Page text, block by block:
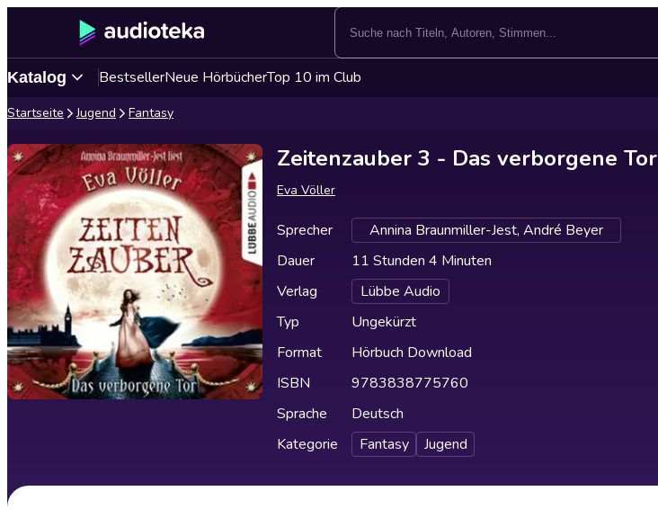
Katalog BestsellerNeue HörbücherTop 10 im Club
Startseite Jugend Fantasy
Zeitenzauber 3 - Das verborgene Tor
Eva Völler
Sprecher
Annina Braunmiller-Jest, André Beyer
Dauer
11 Stunden 4 Minuten
Verlag
Lübbe Audio
Typ
Ungekürzt
Format
Hörbuch Download
ISBN
9783838775760
Sprache
Deutsch
Kategorie
Fantasy Jugend